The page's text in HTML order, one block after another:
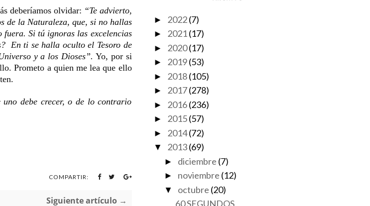
deberíamos olvidar: “Te advierto,
de la Naturaleza, que, si no hallas
Si tú ignoras las excelencias
En ti se halla oculto el Tesoro de
y a los Dioses”. Yo, por si
Prometo a quien me lea que ello
debe crecer, o de lo contrario
COMPARTIR:
Siguiente artículo →
► 2022 (7)
► 2021 (17)
► 2020 (17)
► 2019 (53)
► 2018 (105)
► 2017 (278)
► 2016 (236)
► 2015 (57)
► 2014 (72)
▼ 2013 (69)
► diciembre (7)
► noviembre (12)
▼ octubre (20)
60 SEGUNDOS